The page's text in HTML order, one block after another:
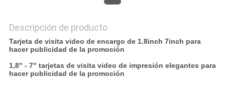
Descripción de producto
Tarjeta de visita video de encargo de 1.8inch 7inch para
hacer publicidad de la promoción
1,8" - 7" tarjetas de visita video de impresión elegantes para
hacer publicidad de la promoción